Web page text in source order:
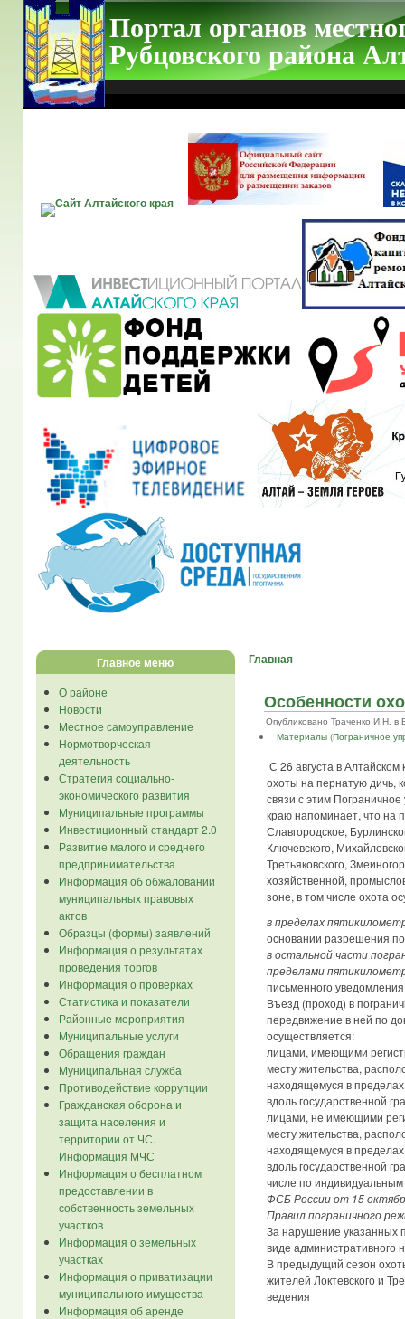
Портал органов
Рубцовского района
Главное меню
О районе
Новости
Местное самоуправление
Нормотворческая
деятельность
Стратегия социально-
экономического развития
Муниципальные программы
Инвестиционный стандарт 2.0
Развитие малого и среднего
предпринимательства
Информация об обжаловании
муниципальных правовых
актов
Образцы (формы) заявлений
Информация о результатах
проведения торгов
Информация о проверках
Статистика и показатели
Районные мероприятия
Муниципальные услуги
Обращения граждан
Муниципальная служба
Противодействие коррупции
Гражданская оборона и
защита населения и
территории от ЧС.
Информация МЧС
Информация о бесплатном
предоставлении в
собственность земельных
участков
Информация о земельных
участках
Информация о приватизации
муниципального имущества
Информация об аренде
Главная
Особенности
Опубликовано Траченко И.Н. в
Материалы (Пограничное
С 26 августа в
охоты на пернатую дичь,
связи с этим
краю напоминает, что на
Славгородское,
Ключевского,
Третьяковского,
хозяйственной,
зоне, в том числе охота
в пределах
основании разрешения
в остальной части
пределами
письменного
Въезд (проход) в
передвижение в ней по
осуществляется:
лицами, имеющими
месту жительства,
находящемуся в
вдоль государственной
лицами, не имеющими
месту жительства,
находящемуся в
вдоль государственной
числе по
ФСБ России от 15
Правил пограничного
За нарушение указанных
виде административного
В предыдущий сезон
жителей Локтевского и
ведения